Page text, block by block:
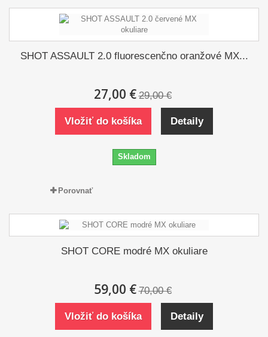
SHOT ASSAULT 2.0 fluorescenčno oranžové MX...
27,00 € 29,00 €
Vložiť do košíka Detaily
Skladom
Porovnať
SHOT CORE modré MX okuliare
59,00 € 70,00 €
Vložiť do košíka Detaily